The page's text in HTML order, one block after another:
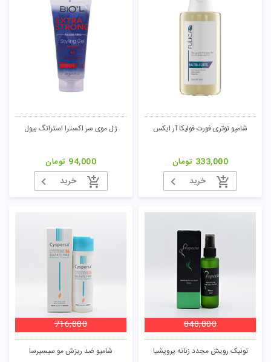
شامپو نوتری فورت فولیکا آر ایکس
333,000 تومان
خرید
ژل موی سر اکسترا استرانگ بیول
94,000 تومان
خرید
تونیک رویش مجدد زنانه پروپشیا
840,000
شامپو ضد ریزش مو سیسپرسا
716,000